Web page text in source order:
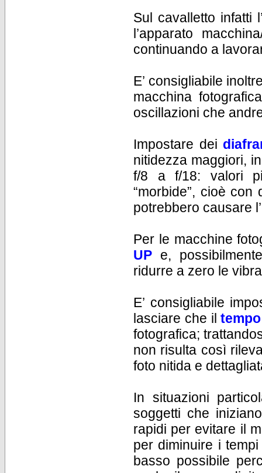
Sul cavalletto infatti
l’apparato
continuando a
E’ consigliabile
macchina
oscillazioni che
Impostare dei
nitidezza maggiori,
f/8 a f/18: valori
“morbide”, cioè
potrebbero causare
Per le macchine
UP e,
ridurre a zero le
E’ consigliabile
lasciare che il
fotografica;
non risulta così
foto nitida e
In situazioni
soggetti che
rapidi per evitare il
per diminuire i
basso possibile